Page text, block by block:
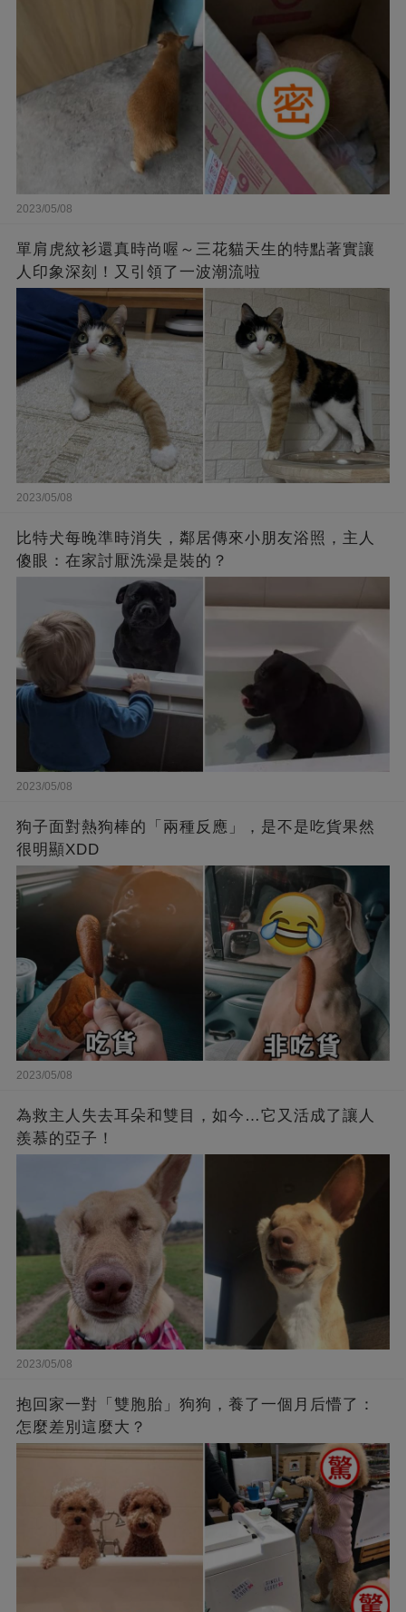
2023/05/08
單肩虎紋衫還真時尚喔～三花貓天生的特點著實讓
人印象深刻！又引領了一波潮流啦
2023/05/08
比特犬每晚準時消失，鄰居傳來小朋友浴照，主人
傻眼：在家討厭洗澡是裝的？
2023/05/08
狗子面對熱狗棒的「兩種反應」，是不是吃貨果然
很明顯XDD
2023/05/08
為救主人失去耳朵和雙目，如今…它又活成了讓人
羨慕的亞子！
2023/05/08
抱回家一對「雙胞胎」狗狗，養了一個月后懵了：
怎麼差別這麼大？